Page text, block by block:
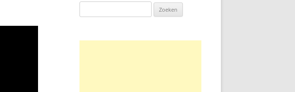
naar: